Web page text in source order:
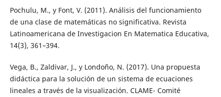
Pochulu, M., y Font, V. (2011). Análisis del funcionamiento
de una clase de matemáticas no significativa. Revista
Latinoamericana de Investigacion En Matematica Educativa,
14(3), 361–394.
Vega, B., Zaldivar, J., y Londoño, N. (2017). Una propuesta
didáctica para la solución de un sistema de ecuaciones
lineales a través de la visualización. CLAME- Comité